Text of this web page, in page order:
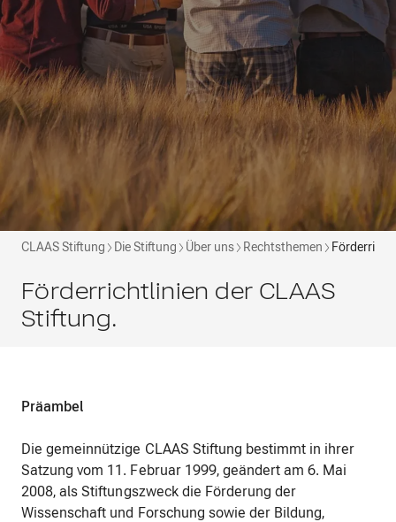
CLAAS Stiftung Die Stiftung Über uns Rechtsthemen
Förderrichtlinien der CLAAS
Stiftung.
Präambel
Die gemeinnützige CLAAS Stiftung bestimmt in ihrer
Satzung vom 11. Februar 1999, geändert am 6. Mai
2008, als Stiftungszweck die Förderung der
Wissenschaft und Forschung sowie der Bildung,